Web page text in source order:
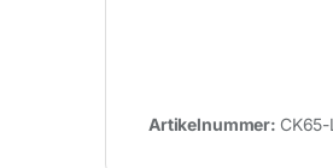
Artikelnummer: